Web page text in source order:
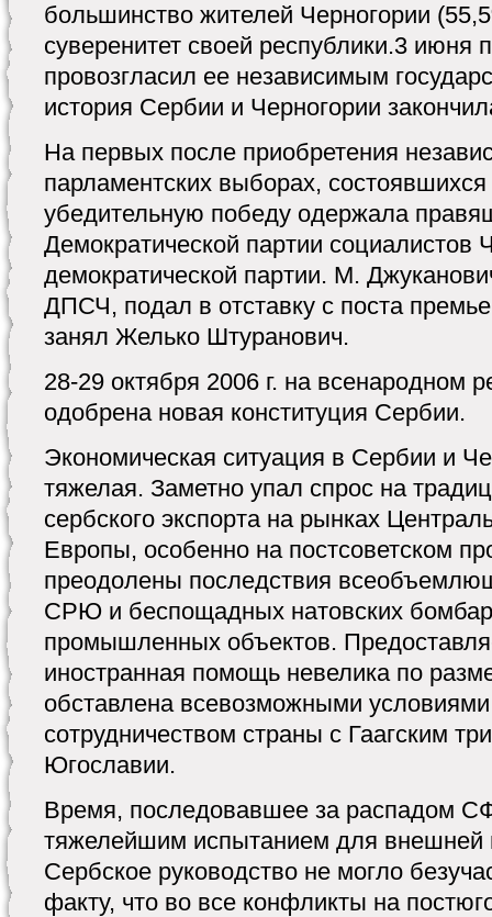
большинство жителей Черногории
суверенитет своей республики.3 июня
провозгласил ее независимым
история Сербии и Черногории
На первых после приобретения
парламентских выборах, состоявшихся
убедительную победу одержала
Демократической партии социалистов
демократической партии. М.
ДПСЧ, подал в отставку с поста
занял Желько Штуранович.
28-29 октября 2006 г. на всенародном
одобрена новая конституция Сербии.
Экономическая ситуация в Сербии и
тяжелая. Заметно упал спрос на
сербского экспорта на рынках
Европы, особенно на постсоветском
преодолены последствия
СРЮ и беспощадных натовских
промышленных объектов.
иностранная помощь невелика по
обставлена всевозможными
сотрудничеством страны с Гаагским
Югославии.
Время, последовавшее за распадом
тяжелейшим испытанием для внешней
Сербское руководство не могло
факту, что во все конфликты на